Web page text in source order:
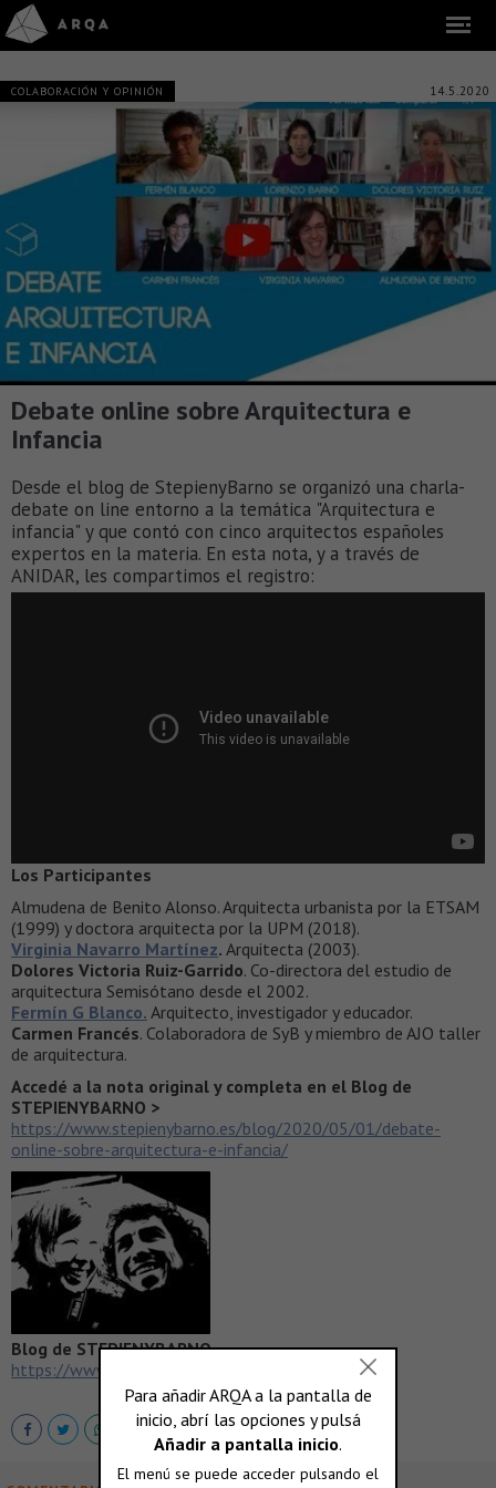
COLABORACIÓN Y OPINIÓN 14.5.2020
Debate online sobre Arquitectura e
Infancia
Desde el blog de StepienyBarno se organizó una charla-
debate on line entorno a la temática "Arquitectura e
infancia" y que contó con cinco arquitectos españoles
expertos en la materia. En esta nota, y a través de
ANIDAR, les compartimos el registro:
Los Participantes
Almudena de Benito Alonso. Arquitecta urbanista por la ETSAM
(1999) y doctora arquitecta por la UPM (2018).
Virginia Navarro Martínez. Arquitecta (2003).
Dolores Victoria Ruiz-Garrido. Co-directora del estudio de
arquitectura Semisótano desde el 2002.
Fermín G Blanco. Arquitecto, investigador y educador.
Carmen Francés. Colaboradora de SyB y miembro de AJO taller
de arquitectura.
Accedé a la nota original y completa en el Blog de
STEPIENYBARNO >
https://www.stepienybarno.es/blog/2020/05/01/debate-
online-sobre-arquitectura-e-infancia/
Blog de STEPIENYBARNO
https://www.stepienybarno.es/blog/